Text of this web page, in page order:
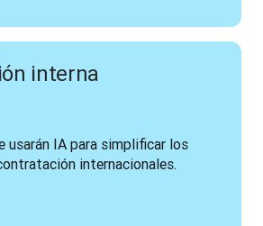
interna
usarán IA para simplificar los
internacionales.